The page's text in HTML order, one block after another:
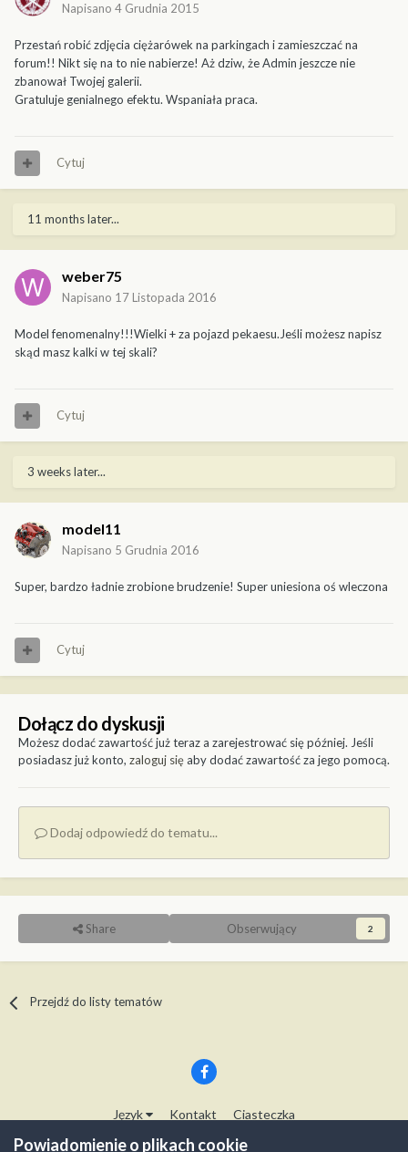
Napisano 4 Grudnia 2015
Przestań robić zdjęcia ciężarówek na parkingach i zamieszczać na
forum!! Nikt się na to nie nabierze! Aż dziw, że Admin jeszcze nie
zbanował Twojej galerii.
Gratuluje genialnego efektu. Wspaniała praca.
Cytuj
11 months later...
weber75
Napisano 17 Listopada 2016
Model fenomenalny!!!Wielki + za pojazd pekaesu.Jeśli możesz napisz
skąd masz kalki w tej skali?
Cytuj
3 weeks later...
model11
Napisano 5 Grudnia 2016
Super, bardzo ładnie zrobione brudzenie! Super uniesiona oś wleczona
Cytuj
Dołącz do dyskusji
Możesz dodać zawartość już teraz a zarejestrować się później. Jeśli
posiadasz już konto, zaloguj sięaby dodać zawartość za jego pomocą.
Dodaj odpowiedź do tematu...
Share Obserwujący 2
Przejdź do listy tematów
Język Kontakt Ciasteczka
Copyright © Modelwork.pl
Powiadomienie o plikach cookie